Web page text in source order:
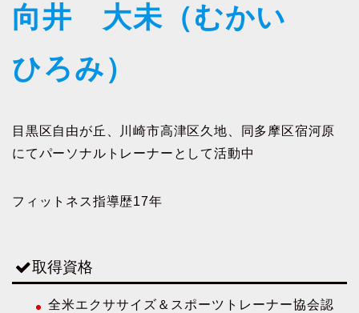
向井 大未（むかい
ひろみ）
目黒区自由が丘、川崎市高津区久地、同多摩区宿河原
にてパーソナルトレーナーとして活動中
フィットネス指導歴17年
取得資格
全米エクササイズ＆スポーツトレーナー協会認